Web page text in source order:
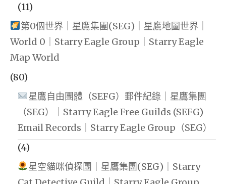
(11)
第0個世界｜星鷹集團(SEG)｜星鷹地圖世界｜
World 0｜Starry Eagle Group｜Starry Eagle
Map World
(80)
星鷹自由團體（SEFG）郵件紀錄｜星鷹集團
（SEG）｜Starry Eagle Free Guilds (SEFG)
Email Records｜Starry Eagle Group（SEG）
(4)
星空貓咪偵探團｜星鷹集團(SEG)｜Starry